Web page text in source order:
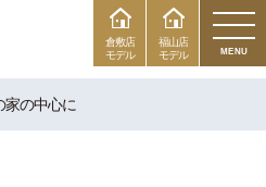
福山店
モデル
倉敷店
モデル
MENU
家の中心に